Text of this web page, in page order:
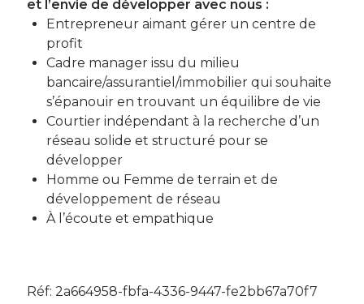
et l’envie de développer avec nous :
Entrepreneur aimant gérer un centre de
profit
Cadre manager issu du milieu
bancaire/assurantiel/immobilier qui souhaite
s’épanouir en trouvant un équilibre de vie
Courtier indépendant à la recherche d’un
réseau solide et structuré pour se
développer
Homme ou Femme de terrain et de
développement de réseau
À l’écoute et empathique
Réf: 2a664958-fbfa-4336-9447-fe2bb67a70f7